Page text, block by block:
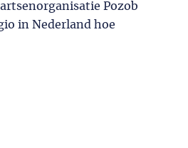
Pozob
in Nederland hoe